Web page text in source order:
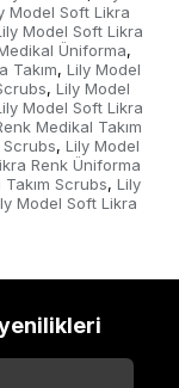
Model Soft Likra
Model Soft Likra
Üniforma,
Takım, Lily Model
, Lily Model
Model Soft Likra
Medikal Takım
, Lily Model
Renk Üniforma
Scrubs, Lily
Model Soft Likra